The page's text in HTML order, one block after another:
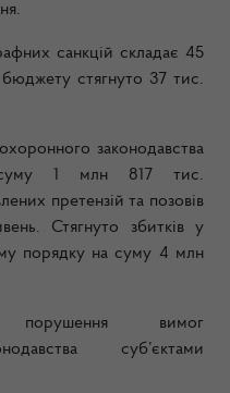
санкцій складає 45
стягнуто 37 тис.
законодавства
1 млн 817
тис.
претензій та позовів
Стягнуто збитків у
порядку на суму 4 млн
порушення вимог
суб’єктами